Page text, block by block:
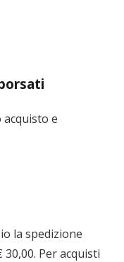
e
la spedizione
Per acquisti